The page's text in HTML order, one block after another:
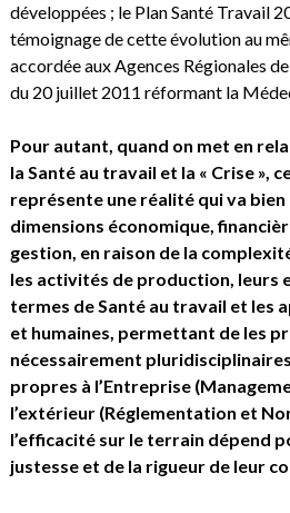
développées ; le Plan Santé Travail
témoignage de cette évolution au
accordée aux Agences Régionales
du 20 juillet 2011 réformant la
Pour autant, quand on met en
la Santé au travail et la « Crise »,
représente une réalité qui va bien
dimensions économique,
gestion, en raison de la
les activités de production, leurs
termes de Santé au travail et les
et humaines, permettant de les
nécessairement
propres à l’Entreprise
l’extérieur (Réglementation et
l’efficacité sur le terrain dépend
justesse et de la rigueur de leur